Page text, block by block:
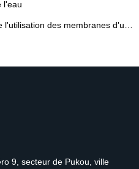
l'eau
9, secteur de Pukou, ville